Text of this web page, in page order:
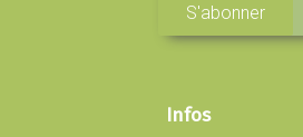
Infos